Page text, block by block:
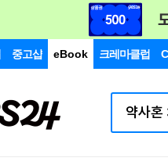
중고샵 eBook 크레마클럽